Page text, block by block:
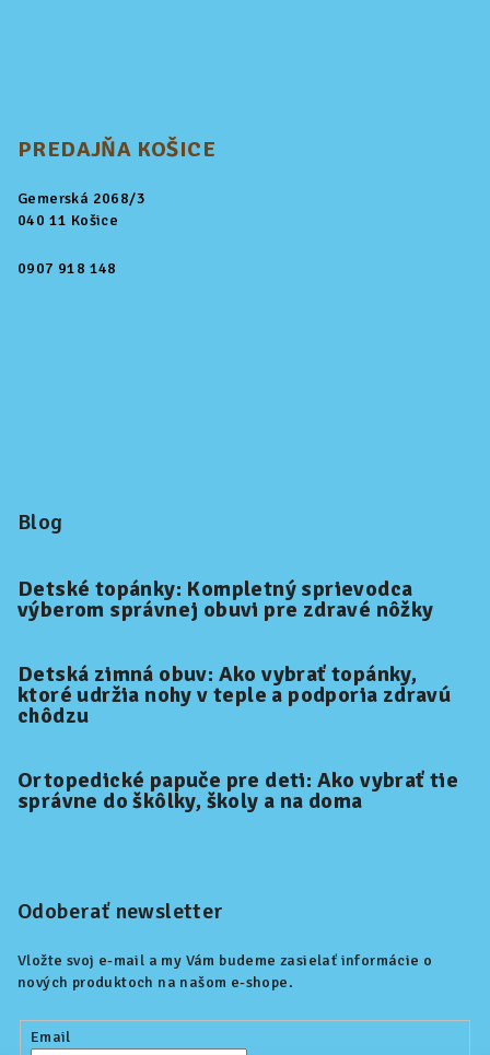
PREDAJŇA KOŠICE
Gemerská 2068/3
040 11 Košice
0907 918 148
Blog
Detské topánky: Kompletný sprievodca
výberom správnej obuvi pre zdravé nôžky
Detská zimná obuv: Ako vybrať topánky,
ktoré udržia nohy v teple a podporia zdravú
chôdzu
Ortopedické papuče pre deti: Ako vybrať tie
správne do škôlky, školy a na doma
Odoberať newsletter
Vložte svoj e-mail a my Vám budeme zasielať informácie o
nových produktoch na našom e-shope.
Email